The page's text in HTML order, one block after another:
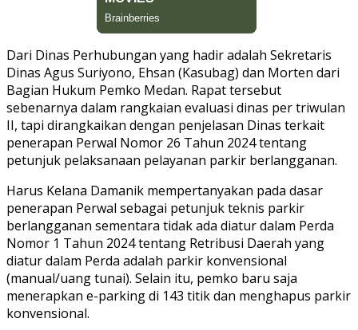
Dari Dinas Perhubungan yang hadir adalah Sekretaris
Dinas Agus Suriyono, Ehsan (Kasubag) dan Morten dari
Bagian Hukum Pemko Medan. Rapat tersebut
sebenarnya dalam rangkaian evaluasi dinas per triwulan
II, tapi dirangkaikan dengan penjelasan Dinas terkait
penerapan Perwal Nomor 26 Tahun 2024 tentang
petunjuk pelaksanaan pelayanan parkir berlangganan.
Harus Kelana Damanik mempertanyakan pada dasar
penerapan Perwal sebagai petunjuk teknis parkir
berlangganan sementara tidak ada diatur dalam Perda
Nomor 1 Tahun 2024 tentang Retribusi Daerah yang
diatur dalam Perda adalah parkir konvensional
(manual/uang tunai). Selain itu, pemko baru saja
menerapkan e-parking di 143 titik dan menghapus parkir
konvensional.